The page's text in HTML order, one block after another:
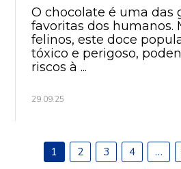
O chocolate é uma das
favoritas dos humanos.
felinos, este doce
tóxico e perigoso,
riscos à ...
29.09.25
1 2 3 4 …